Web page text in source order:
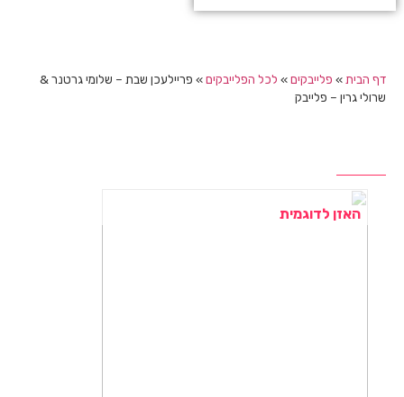
דף הבית » פלייבקים» לכל הפלייבקים» פריילעכן שבת – שלומי גרטנר &
שרולי גרין – פלייבק
האזן לדוגמית